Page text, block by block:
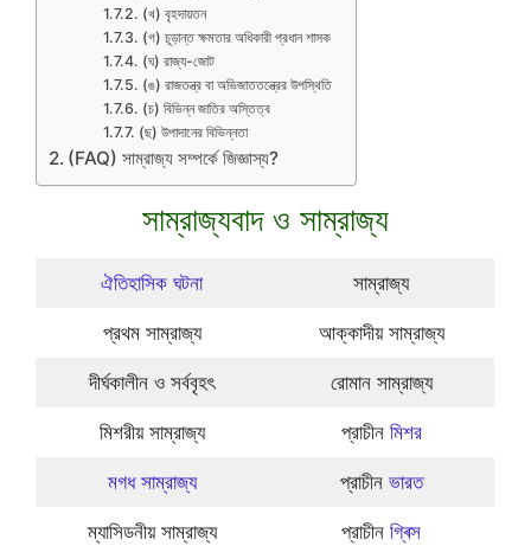
(খ) বৃহদায়তন
(গ) চূড়ান্ত ক্ষমতার অধিকারী প্রধান শাসক
(ঘ) রাজ্য-জোট
(ঙ) রাজতন্ত্র বা অভিজাততন্ত্রের উপস্থিতি
(চ) বিভিন্ন জাতির অস্তিত্ব
(ছ) উপাদানের বিভিন্নতা
(FAQ) সাম্রাজ্য সম্পর্কে জিজ্ঞাস্য?
সাম্রাজ্যবাদ ও সাম্রাজ্য
ঐতিহাসিক ঘটনা সাম্রাজ্য
প্রথম সাম্রাজ্য আক্কাদীয় সাম্রাজ্য
দীর্ঘকালীন ও সর্ববৃহৎ রোমান সাম্রাজ্য
মিশরীয় সাম্রাজ্য প্রাচীন মিশর
মগধ সাম্রাজ্য প্রাচীন ভারত
ম্যাসিডনীয় সাম্রাজ্য প্রাচীন গ্ৰিস